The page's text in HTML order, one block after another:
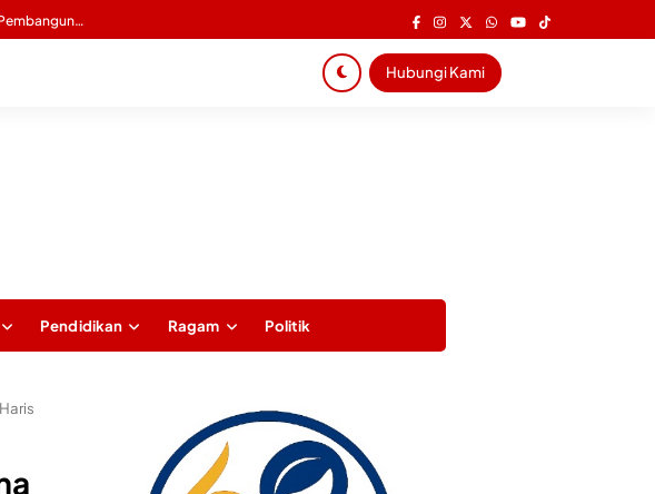
Mario Liberty Siregar Buka Turnamen Catur Praporprov Pengprov Percasi Jambi Tahun 2026
Hubungi Kami
Pendidikan Ragam Politik